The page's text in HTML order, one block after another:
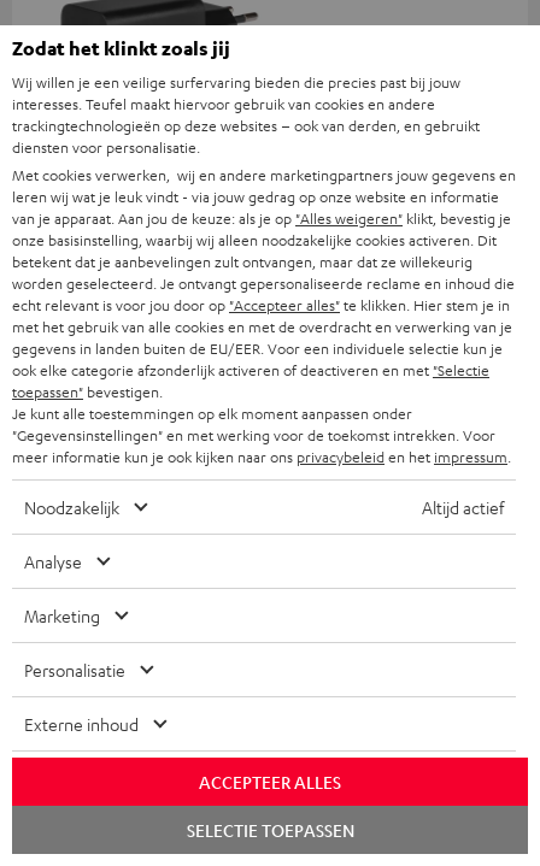
USB-C oplader 60 W
Universele 60 W snellader met
twee poorten (USB-C 60 W /
USB 7,5 W), ideaal voor
koptelefoons, laptops en
andere USB-C-apparaten tot
60 W
€ 29,99
Passende accessoires
Universeel inzetbare 30 watt
snellader voor koptelefoons,
draagbare apparaten,
€ 19,99
2-in-1: Powerbank met tot 18
W oplaadvermogen via USB
Type C & draadloze oplader
€ 34,99 €
Zodat het klinkt zoals jij
Wij willen je een veilige surfervaring bieden die precies past bij jouw
interesses. Teufel maakt hiervoor gebruik van cookies en andere
trackingtechnologieën op deze websites – ook van derden, en gebruikt
diensten voor personalisatie.
Met cookies verwerken, wij en andere marketingpartners jouw gegevens en
leren wij wat je leuk vindt - via jouw gedrag op onze website en informatie
van je apparaat. Aan jou de keuze: als je op "Alles weigeren" klikt, bevestig je
onze basisinstelling, waarbij wij alleen noodzakelijke cookies activeren. Dit
betekent dat je aanbevelingen zult ontvangen, maar dat ze willekeurig
worden geselecteerd. Je ontvangt gepersonaliseerde reclame en inhoud die
echt relevant is voor jou door op "Accepteer alles"te klikken. Hier stem je in
met het gebruik van alle cookies en met de overdracht en verwerking van je
gegevens in landen buiten de EU/EER. Voor een individuele selectie kun je
ook elke categorie afzonderlijk activeren of deactiveren en met "Selectie
toepassen" bevestigen.
Je kunt alle toestemmingen op elk moment aanpassen onder
"Gegevensinstellingen" en met werking voor de toekomst intrekken. Voor
meer informatie kun je ook kijken naar ons privacybeleiden het impressum
Noodzakelijk Altijd actief
Analyse
Marketing
Personalisatie
Externe inhoud
ACCEPTEER ALLES
SELECTIE TOEPASSEN